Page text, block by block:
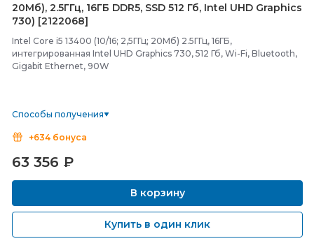
20Мб), 2.5ГГц, 16ГБ DDR5, SSD 512 Гб, Intel UHD Graphics
730) [2122068]
Intel Core i5 13400 (10/16; 2,5ГГц; 20Мб) 2.5ГГц, 16ГБ,
интегрированная Intel UHD Graphics 730, 512 Гб, Wi-Fi, Bluetooth,
Gigabit Ethernet, 90W
Способы получения
+634 бонуса
63 356 ₽
В корзину
Купить в один клик